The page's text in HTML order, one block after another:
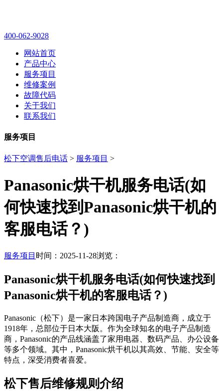
400-062-9028
网站首页
产品中心
服务项目
维修案例
故障代码
关于我们
联系我们
服务项目
松下空调售后电话 > 服务项目 >
Panasonic烘干机服务电话(如
何快速找到Panasonic烘干机的
客服电话？)
服务项目 时间：2025-11-28浏览：
Panasonic烘干机服务电话(如何快速找到
Panasonic烘干机的客服电话？)
Panasonic（松下）是一家日本跨国电子产品制造商，成立于
1918年，总部位于日本大阪。作为全球知名的电子产品制造
商，Panasonic的产品线涵盖了家用电器、数码产品、办公设备
等多个领域。其中，Panasonic烘干机以其高效、节能、安全等
特点，深受消费者喜爱。
松下售后维修规则介绍